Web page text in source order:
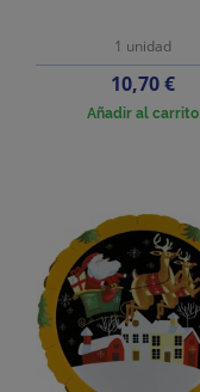
1 unidad
Precio
10,70 €
Añadir al carrito